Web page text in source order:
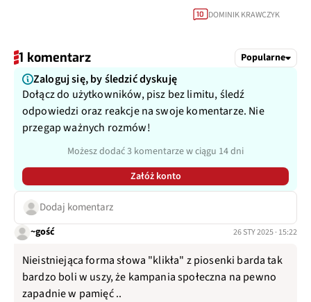
10 DOMINIK KRAWCZYK
1 komentarz Popularne
Zaloguj się, by śledzić dyskuję
Dołącz do użytkowników, pisz bez limitu, śledź
odpowiedzi oraz reakcje na swoje komentarze. Nie
przegap ważnych rozmów!
Możesz dodać 3 komentarze w ciągu 14 dni
Załóż konto
Dodaj komentarz
~gość 26 STY 2025 · 15:22
Nieistniejąca forma słowa "klikła" z piosenki barda tak
bardzo boli w uszy, że kampania społeczna na pewno
zapadnie w pamięć ..